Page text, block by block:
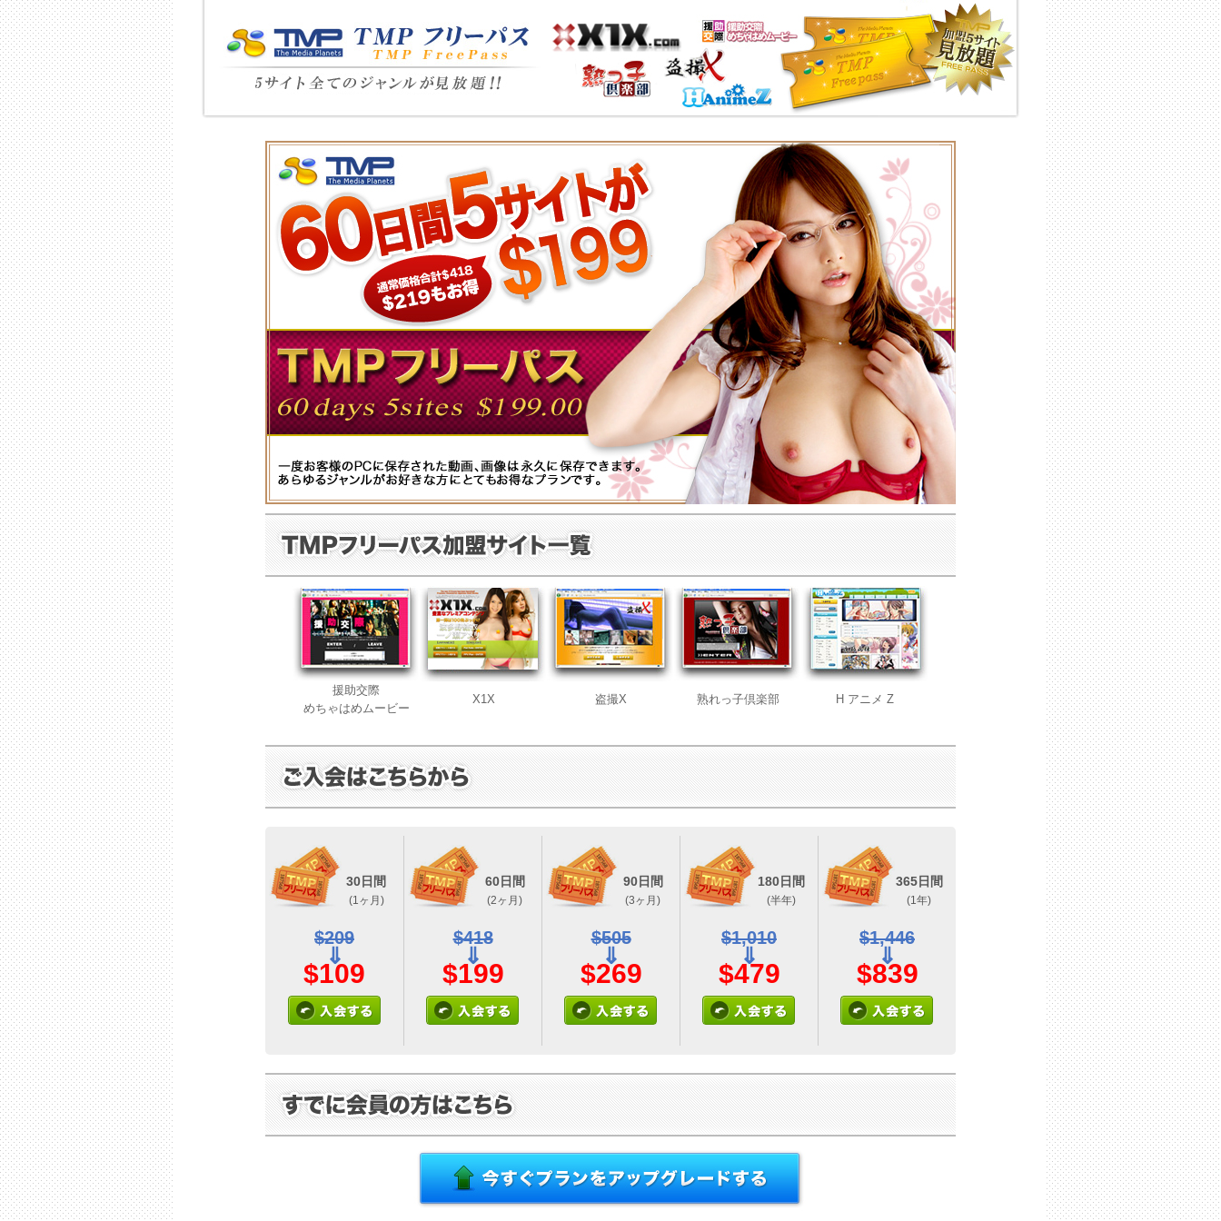
援助交際
めちゃはめムービー
X1X 盗撮X 熟れっ子倶楽部 H アニメ Z
30日間
(1ヶ月)
$209
⇓
$109
60日間
(2ヶ月)
$418
⇓
$199
90日間
(3ヶ月)
$505
⇓
$269
180日間
(半年)
$1,010
⇓
$479
365日間
(1年)
$1,446
⇓
$839